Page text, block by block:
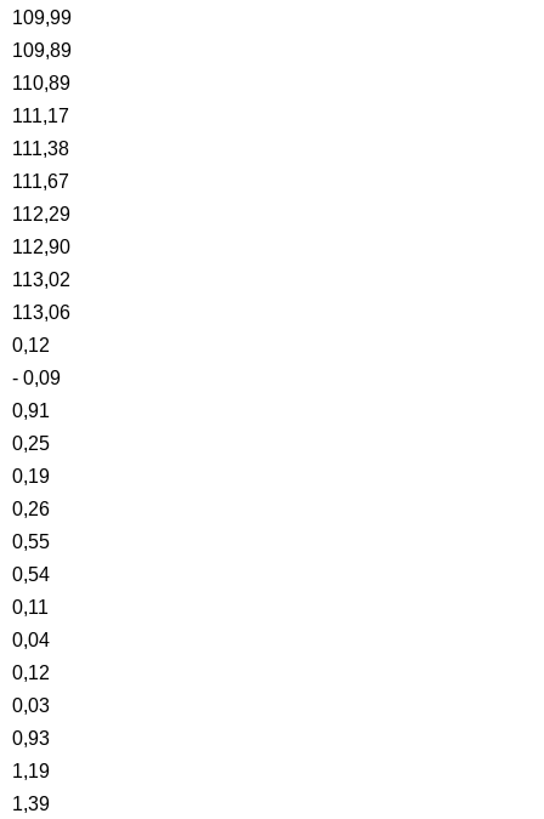
109,99
109,89
110,89
111,17
111,38
111,67
112,29
112,90
113,02
113,06
0,12
- 0,09
0,91
0,25
0,19
0,26
0,55
0,54
0,11
0,04
0,12
0,03
0,93
1,19
1,39